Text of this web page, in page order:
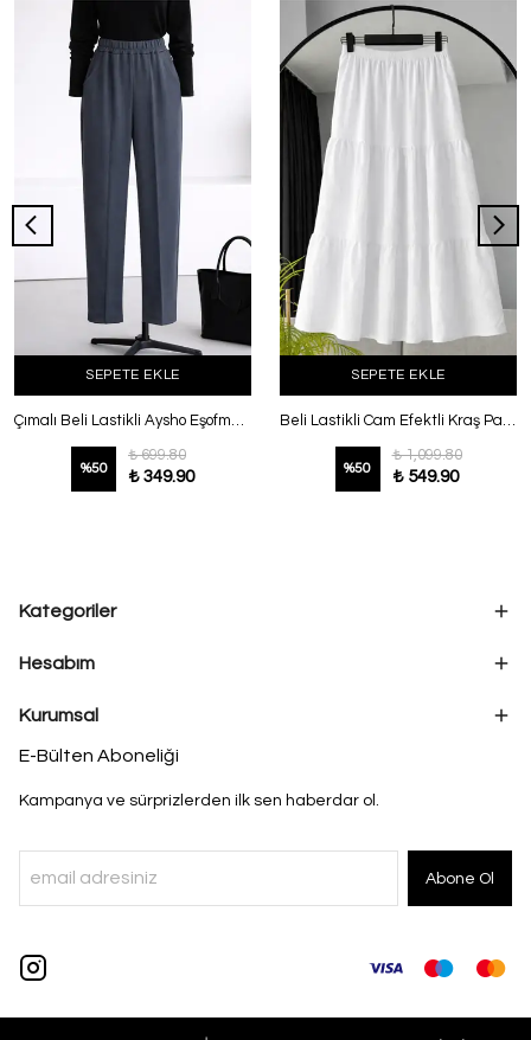
SEPETE EKLE
Çımalı Beli Lastikli Aysho Eşofman Altı Füme
%50
₺ 699.80
₺ 349.90
SEPETE EKLE
Beli Lastikli Cam Efektli Kraş Parçalı Etek Beyaz
%50
₺ 1,099.80
₺ 549.90
Kategoriler
Hesabım
Kurumsal
E-Bülten Aboneliği
Kampanya ve sürprizlerden ilk sen haberdar ol.
Abone Ol